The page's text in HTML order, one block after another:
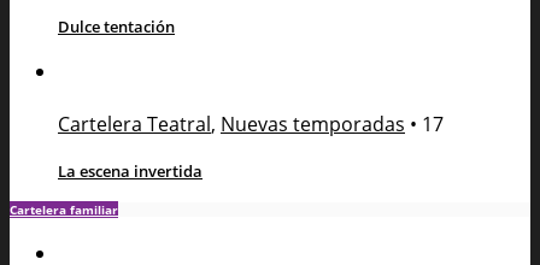
Dulce tentación
Cartelera Teatral, Nuevas temporadas • 17
La escena invertida
Cartelera familiar